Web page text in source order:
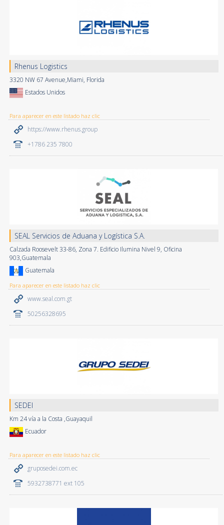
Rhenus Logistics
3320 NW 67 Avenue,Miami, Florida
Estados Unidos
Para aparecer en este listado haz clic
https://www.rhenus.group
+1786 235 7800
SEAL Servicios de Aduana y Logística S.A.
Calzada Roosevelt 33-86, Zona 7. Edificio Ilumina Nivel 9, Oficina
903,Guatemala
Guatemala
Para aparecer en este listado haz clic
www.seal.com.gt
50256328695
SEDEI
Km 24 vía a la Costa ,Guayaquil
Ecuador
Para aparecer en este listado haz clic
gruposedei.com.ec
5932738771 ext 105